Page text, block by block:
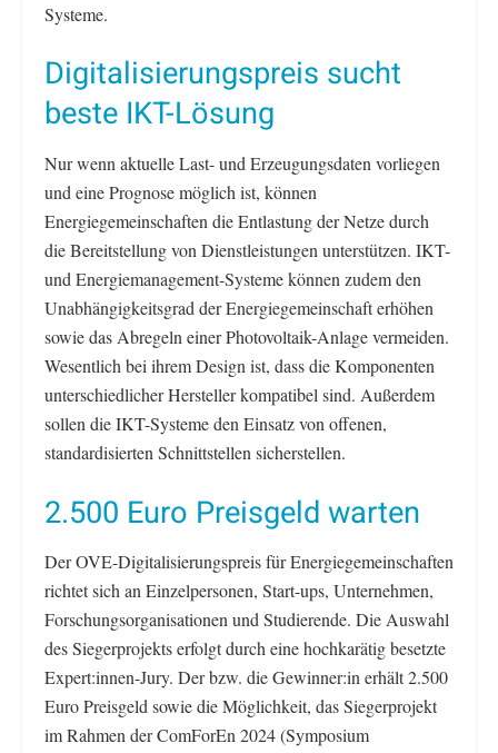
Systeme.
Digitalisierungspreis sucht
beste IKT-Lösung
Nur wenn aktuelle Last- und Erzeugungsdaten vorliegen
und eine Prognose möglich ist, können
Energiegemeinschaften die Entlastung der Netze durch
die Bereitstellung von Dienstleistungen unterstützen. IKT-
und Energiemanagement-Systeme können zudem den
Unabhängigkeitsgrad der Energiegemeinschaft erhöhen
sowie das Abregeln einer Photovoltaik-Anlage vermeiden.
Wesentlich bei ihrem Design ist, dass die Komponenten
unterschiedlicher Hersteller kompatibel sind. Außerdem
sollen die IKT-Systeme den Einsatz von offenen,
standardisierten Schnittstellen sicherstellen.
2.500 Euro Preisgeld warten
Der OVE-Digitalisierungspreis für Energiegemeinschaften
richtet sich an Einzelpersonen, Start-ups, Unternehmen,
Forschungsorganisationen und Studierende. Die Auswahl
des Siegerprojekts erfolgt durch eine hochkarätig besetzte
Expert:innen-Jury. Der bzw. die Gewinner:in erhält 2.500
Euro Preisgeld sowie die Möglichkeit, das Siegerprojekt
im Rahmen der ComForEn 2024 (Symposium